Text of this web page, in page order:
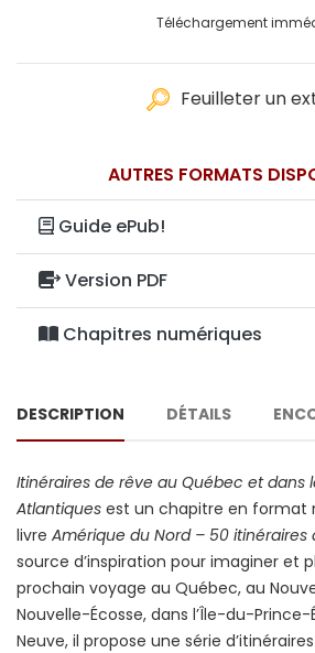
Téléchargement
Feuilleter un
AUTRES FORMATS
Guide ePub!
Version PDF
Chapitres numériques
DESCRIPTION DÉTAILS
Itinéraires de rêve au Québec et dans
Atlantiques est un chapitre en format
livre Amérique du Nord – 50 itinéraires
source d’inspiration pour imaginer et
prochain voyage au Québec, au
Nouvelle-Écosse, dans l’Île-du-
Neuve, il propose une série